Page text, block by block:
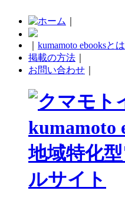
kumamoto ebooksとは
掲載の方法
お問い合わせ